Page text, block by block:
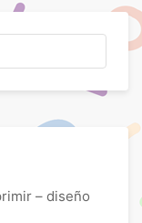
– diseño